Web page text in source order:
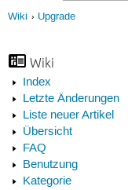
Wiki Upgrade
Wiki
Index
Letzte Änderungen
Liste neuer Artikel
Übersicht
FAQ
Benutzung
Kategorie